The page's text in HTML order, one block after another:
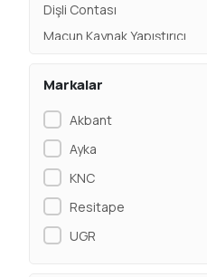
Dişli Contası
Macun Kaynak Yapıştırıcı
Cıvata Sabitleyici
Tekstil Yapıştırıcısı
Epoksi Yapıştırıcı
Plastik Kaynak Yapıştırıcı
Çabuk Yapıştırıcı
Sabit Bağlantı, Yüzey Contası
Roket Yapıştırıcı
Markalar
Akbant
Ayka
KNC
Resitape
UGR